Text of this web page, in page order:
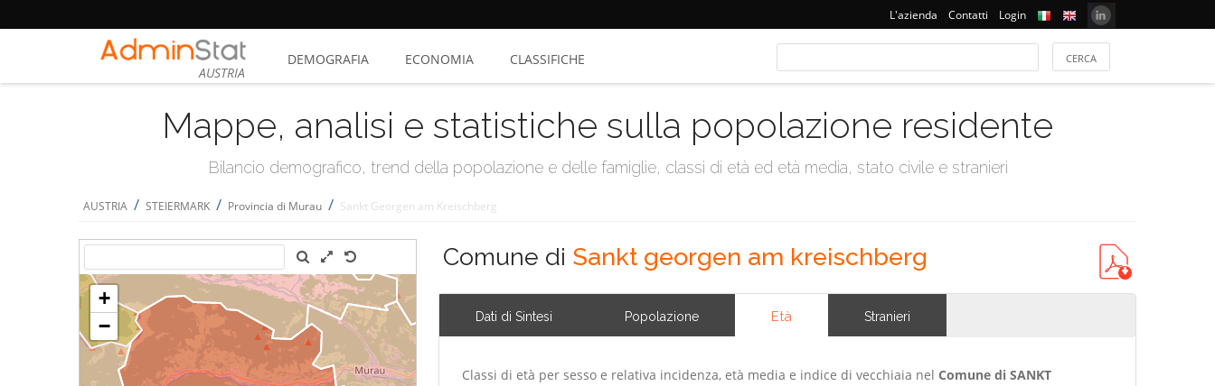
L'azienda Contatti Login
AUSTRIA
DEMOGRAFIA ECONOMIA CLASSIFICHE
Mappe, analisi e statistiche sulla popolazione residente
Bilancio demografico, trend della popolazione e delle famiglie, classi di età ed età media, stato civile e stranieri
AUSTRIA / STEIERMARK / Provincia di Murau / Sankt Georgen am Kreischberg
Comune di Sankt georgen am kreischberg
Dati di Sintesi Popolazione Età Stranieri
Classi di età per sesso e relativa incidenza, età media e indice di vecchiaia nel Comune di SANKT